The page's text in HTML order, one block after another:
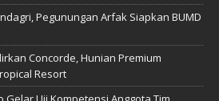
Pegunungan Arfak Siapkan BUMD
Concorde, Hunian Premium
Resort